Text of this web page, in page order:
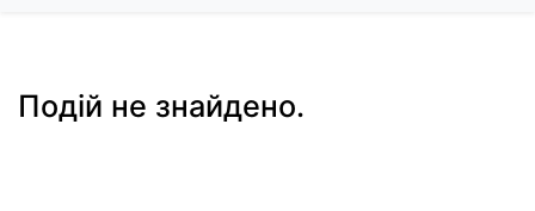
Подій не знайдено.